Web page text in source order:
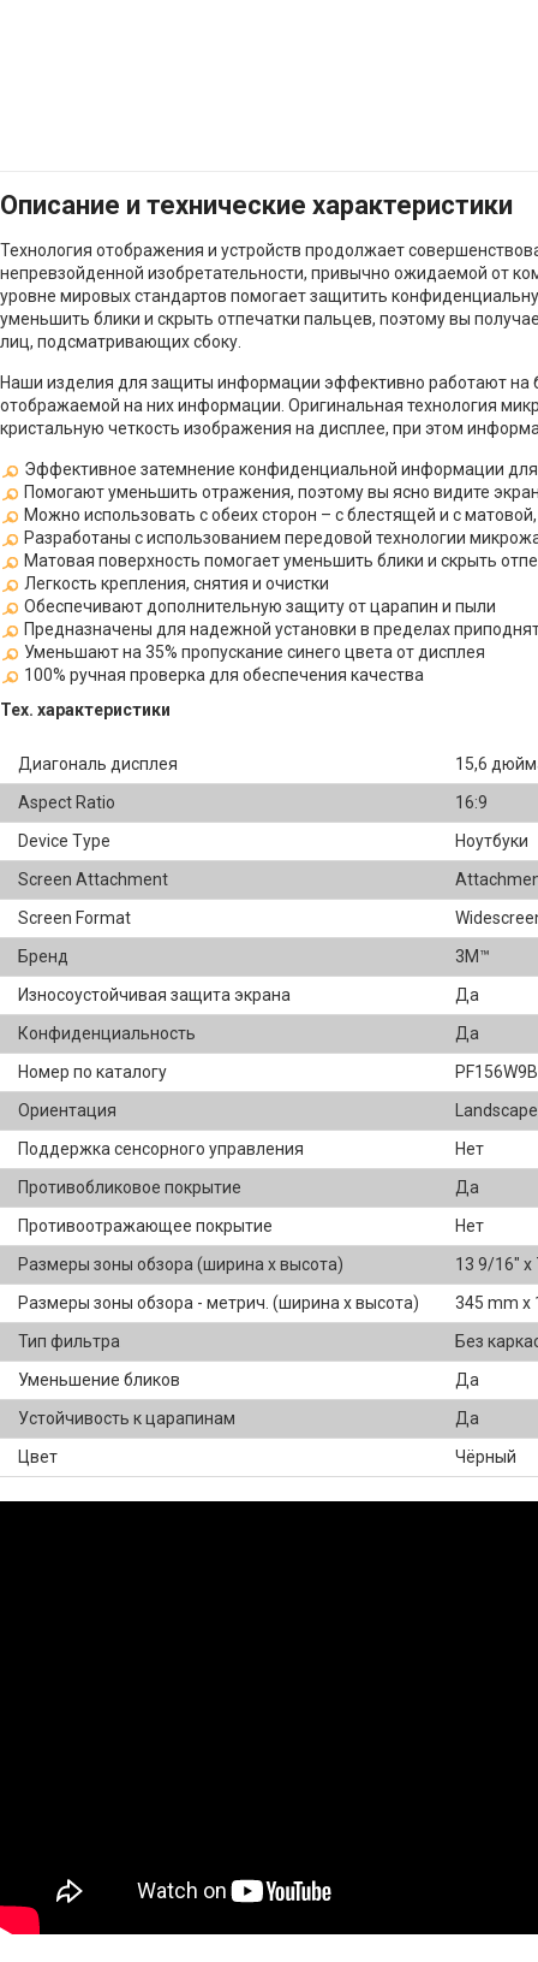
Описание и технические характеристики
Технология отображения и устройств продолжает
непревзойденной изобретательности, привычно ожидаемой от
уровне мировых стандартов помогает защитить
уменьшить блики и скрыть отпечатки пальцев, поэтому вы
лиц, подсматривающих сбоку.
Наши изделия для защиты информации эффективно работают на
отображаемой на них информации. Оригинальная технология
кристальную четкость изображения на дисплее, при этом
Эффективное затемнение конфиденциальной информации
Помогают уменьшить отражения, поэтому вы ясно видите
Можно использовать с обеих сторон – с блестящей и с
Разработаны с использованием передовой технологии
Матовая поверхность помогает уменьшить блики и скрыть
Легкость крепления, снятия и очистки
Обеспечивают дополнительную защиту от царапин и пыли
Предназначены для надежной установки в пределах
Уменьшают на 35% пропускание синего цвета от дисплея
100% ручная проверка для обеспечения качества
Тех. характеристики
Диагональ дисплея
15,6
Aspect Ratio
16:9
Device Type
Ноутбуки
Screen Attachment
Screen Format
Бренд
3M™
Износоустойчивая защита экрана
Да
Конфиденциальность
Да
Номер по каталогу
PF156W9B
Ориентация
Landscape
Поддержка сенсорного управления
Нет
Противобликовое покрытие
Да
Противоотражающее покрытие
Нет
Размеры зоны обзора (ширина x высота)
13 9/16" x
Размеры зоны обзора - метрич. (ширина x высота)
345 mm x
Тип фильтра
Без
Уменьшение бликов
Да
Устойчивость к царапинам
Да
Цвет
Чёрный